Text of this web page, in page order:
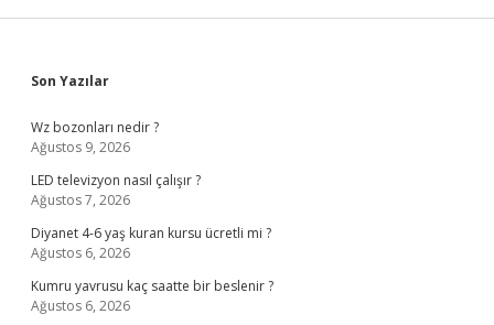
Sidebar
Son Yazılar
Wz bozonları nedir ?
Ağustos 9, 2026
LED televizyon nasıl çalışır ?
Ağustos 7, 2026
Diyanet 4-6 yaş kuran kursu ücretli mi ?
Ağustos 6, 2026
Kumru yavrusu kaç saatte bir beslenir ?
Ağustos 6, 2026